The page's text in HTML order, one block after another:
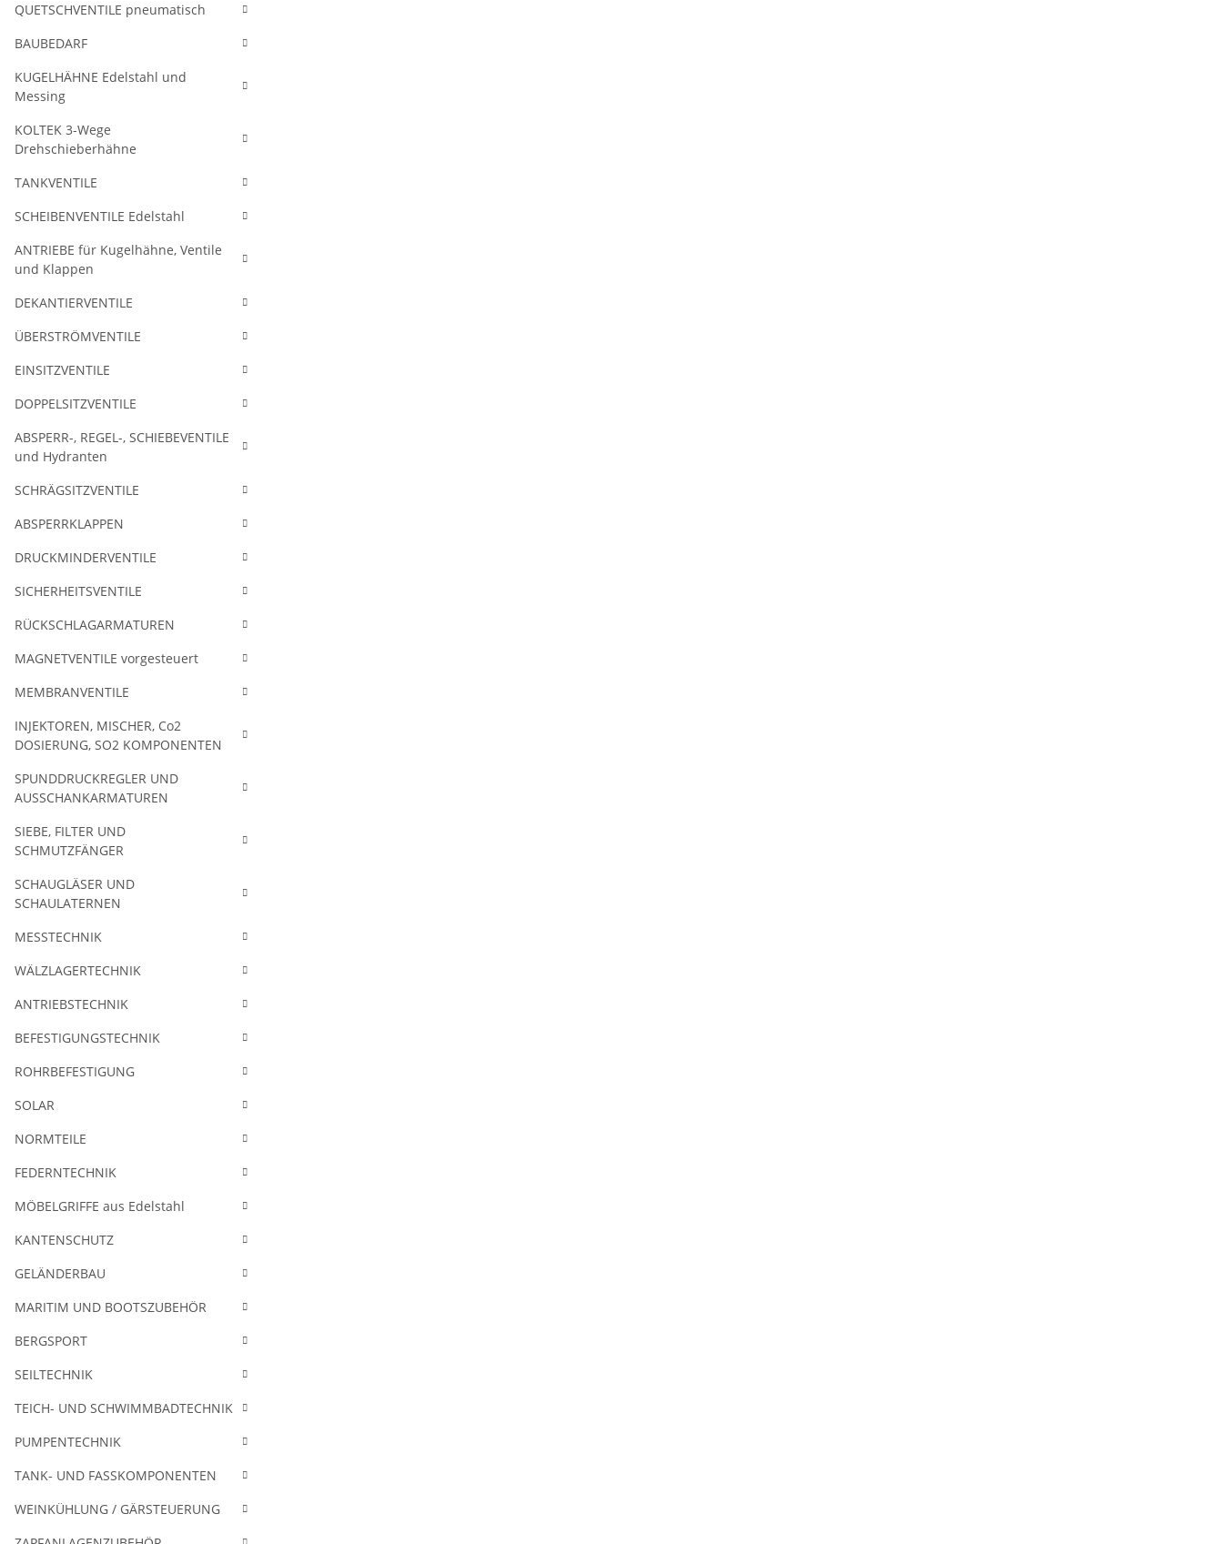
QUETSCHVENTILE pneumatisch
BAUBEDARF
KUGELHÄHNE Edelstahl und
Messing
KOLTEK 3-Wege
Drehschieberhähne
TANKVENTILE
SCHEIBENVENTILE Edelstahl
ANTRIEBE für Kugelhähne, Ventile
und Klappen
DEKANTIERVENTILE
ÜBERSTRÖMVENTILE
EINSITZVENTILE
DOPPELSITZVENTILE
ABSPERR-, REGEL-, SCHIEBEVENTILE
und Hydranten
SCHRÄGSITZVENTILE
ABSPERRKLAPPEN
DRUCKMINDERVENTILE
SICHERHEITSVENTILE
RÜCKSCHLAGARMATUREN
MAGNETVENTILE vorgesteuert
MEMBRANVENTILE
INJEKTOREN, MISCHER, Co2
DOSIERUNG, SO2 KOMPONENTEN
SPUNDDRUCKREGLER UND
AUSSCHANKARMATUREN
SIEBE, FILTER UND
SCHMUTZFÄNGER
SCHAUGLÄSER UND
SCHAULATERNEN
MESSTECHNIK
WÄLZLAGERTECHNIK
ANTRIEBSTECHNIK
BEFESTIGUNGSTECHNIK
ROHRBEFESTIGUNG
SOLAR
NORMTEILE
FEDERNTECHNIK
MÖBELGRIFFE aus Edelstahl
KANTENSCHUTZ
GELÄNDERBAU
MARITIM UND BOOTSZUBEHÖR
BERGSPORT
SEILTECHNIK
TEICH- UND SCHWIMMBADTECHNIK
PUMPENTECHNIK
TANK- UND FASSKOMPONENTEN
WEINKÜHLUNG / GÄRSTEUERUNG